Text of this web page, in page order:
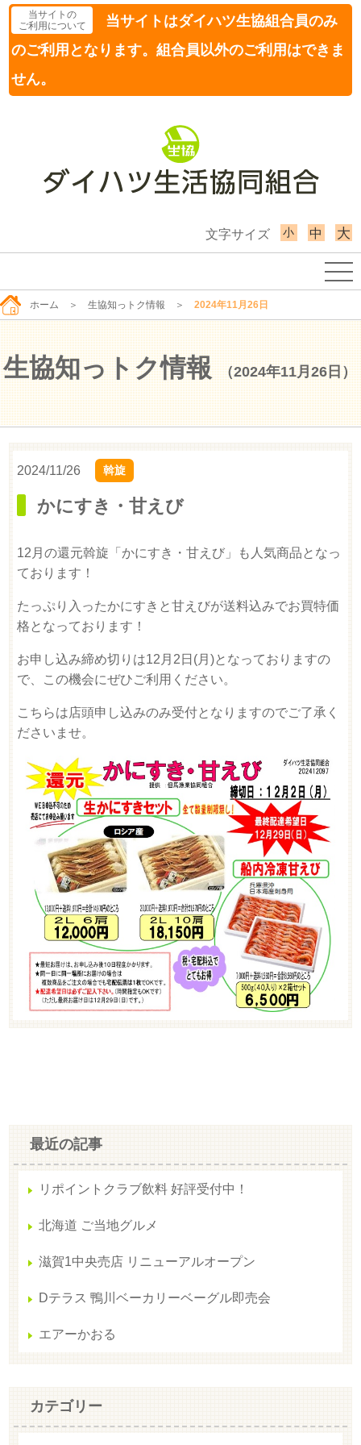
当サイトの
ご利用について
当サイトはダイハツ生協組合員のみ
のご利用となります。組合員以外のご利用はできま
せん。
文字サイズ 小 中 大
ホーム ＞ 生協知っトク情報 ＞ 2024年11月26日
生協知っトク情報 （2024年11月26日）
2024/11/26 斡旋
かにすき・甘えび
12月の還元斡旋「かにすき・甘えび」も人気商品となっ
ております！
たっぷり入ったかにすきと甘えびが送料込みでお買特価
格となっております！
お申し込み締め切りは12月2日(月)となっておりますの
で、この機会にぜひご利用ください。
こちらは店頭申し込みのみ受付となりますのでご了承く
ださいませ。
最近の記事
リポイントクラブ飲料 好評受付中！
北海道 ご当地グルメ
滋賀1中央売店 リニューアルオープン
Dテラス 鴨川ベーカリーベーグル即売会
エアーかおる
カテゴリー